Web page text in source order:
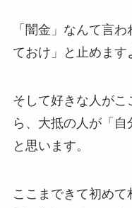
「闇金」なんて言
ておけ」と止めます
そして好きな人がこ
ら、大抵の人が「
と思います。
ここまできて初め